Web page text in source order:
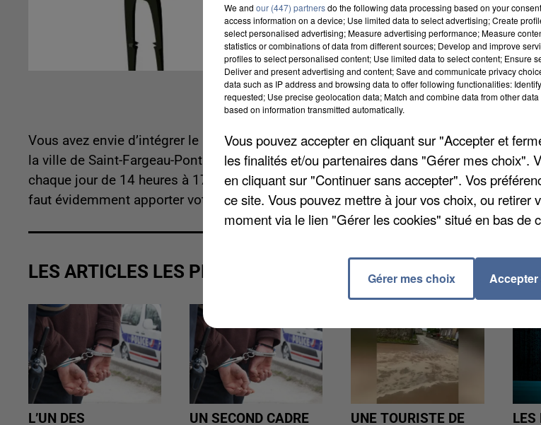
Vous avez envie d’intégrer le monde du travail ? Ne manquez pas la semaine de
la ville de Saint-Fargeau-Ponthierry, à partir d'aujourd'hui. Un atelier thématique
chaque jour de 14 heures à 17 heures. Ce lundi ce seront des conseils pour la
faut évidemment apporter votre CV.
LES ARTICLES LES PLUS VUS
L’UN DES UN SECOND CADRE UNE TOURISTE DE LES
We and our (447) partnersdo the following data processing based on your
access information on a device; Use limited data to select advertising; Create
select personalised advertising; Measure advertising performance; Measure
statistics or combinations of data from different sources; Develop and improve
profiles to select personalised content; Use limited data to select content; Ensure
Deliver and present advertising and content; Save and communicate privacy
data such as IP address and browsing data to offer following functionalities:
requested; Use precise geolocation data; Match and combine data from other
based on information transmitted automatically.
Vous pouvez accepter en cliquant sur "Accepter et
les finalités et/ou partenaires dans "Gérer mes choix".
en cliquant sur "Continuer sans accepter". Vos
ce site. Vous pouvez mettre à jour vos choix, ou retirer
moment via le lien "Gérer les cookies" situé en bas de
Gérer mes choix Accepter